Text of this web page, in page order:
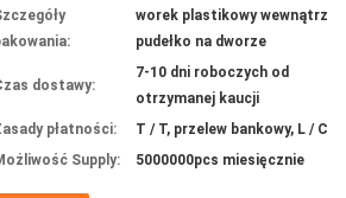
worek plastikowy wewnątrz
pudełko na dworze
dostawy:
7-10 dni roboczych od
otrzymanej kaucji
płatności:
T / T, przelew bankowy, L / C
Supply:
5000000pcs miesięcznie